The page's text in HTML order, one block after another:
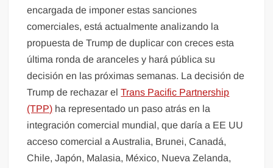
encargada de imponer estas sanciones
comerciales, está actualmente analizando la
propuesta de Trump de duplicar con creces esta
última ronda de aranceles y hará pública su
decisión en las próximas semanas. La decisión de
Trump de rechazar elTrans Pacific Partnership
(TPP) ha representado un paso atrás en la
integración comercial mundial, que daría a EE UU
acceso comercial a Australia, Brunei, Canadá,
Chile, Japón, Malasia, México, Nueva Zelanda,